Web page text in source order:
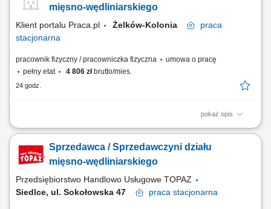
monitorowanie terminów przydatności produktów, utrzymanie porządku i
mięsno-wędliniarskiego
Klient portalu Praca.pl Żelków-Kolonia
praca
stacjonarna
pracownik fizyczny / pracowniczka fizyczna
umowa o pracę
pełny etat
4 806 złbrutto/mies.
24 godz.
pokaż opis
obsługa klientów przy stoisku z produktami świeżymi oraz udzielanie
produktów mięsnych, wędliniarskich i nabiałowych; kontrolowanie
jakości produktów i terminów przydatności do spożycia; wspieranie
Sprzedawca / Sprzedawczyni działu
mięsno-wędliniarskiego
Przedsiębiorstwo Handlowo Usługowe TOPAZ
Siedlce, ul. Sokołowska 47
praca stacjonarna